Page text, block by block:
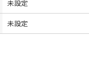
未設定
未設定